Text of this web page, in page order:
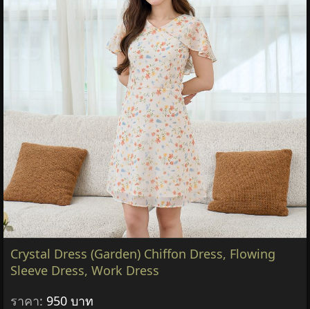
Crystal Dress (Garden) Chiffon Dress, Flowing
Sleeve Dress, Work Dress
ราคา: 950 บาท